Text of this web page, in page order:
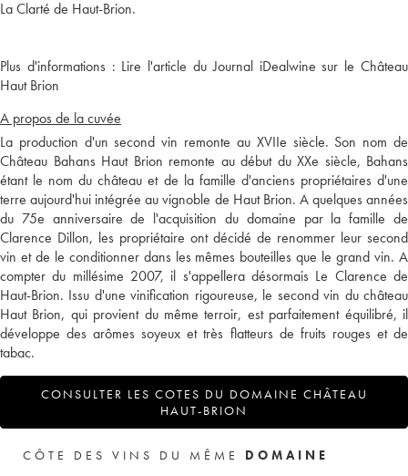
Plus d'informations : Lire l'article du Journal iDealwine sur le Château
Haut Brion
A propos de la cuvée
La production d'un second vin remonte au XVIIe siècle. Son nom de
Château Bahans Haut Brion remonte au début du XXe siècle, Bahans
étant le nom du château et de la famille d'anciens propriétaires d'une
terre aujourd'hui intégrée au vignoble de Haut Brion. A quelques années
du 75e anniversaire de l'acquisition du domaine par la famille de
Clarence Dillon, les propriétaire ont décidé de renommer leur second
vin et de le conditionner dans les mêmes bouteilles que le grand vin. A
compter du millésime 2007, il s'appellera désormais Le Clarence de
Haut-Brion. Issu d'une vinification rigoureuse, le second vin du château
Haut Brion, qui provient du même terroir, est parfaitement équilibré, il
développe des arômes soyeux et très flatteurs de fruits rouges et de
tabac.
CONSULTER LES COTES DU DOMAINE CHÂTEAU
HAUT-BRION
CÔTE DES VINS DU MÊME DOMAINE